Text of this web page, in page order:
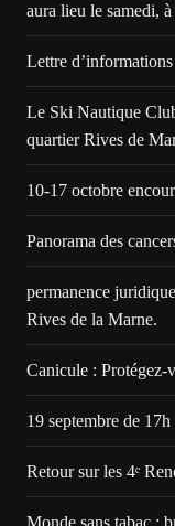
aura lieu le samedi,
Lettre
Le Ski Nautique
quartier Rives de
10-17 octobre
Panorama des
permanence
Rives de la Marne.
Canicule : Protégez-
19 septembre de
Retour sur les 4ᵉ
Monde sans tabac :